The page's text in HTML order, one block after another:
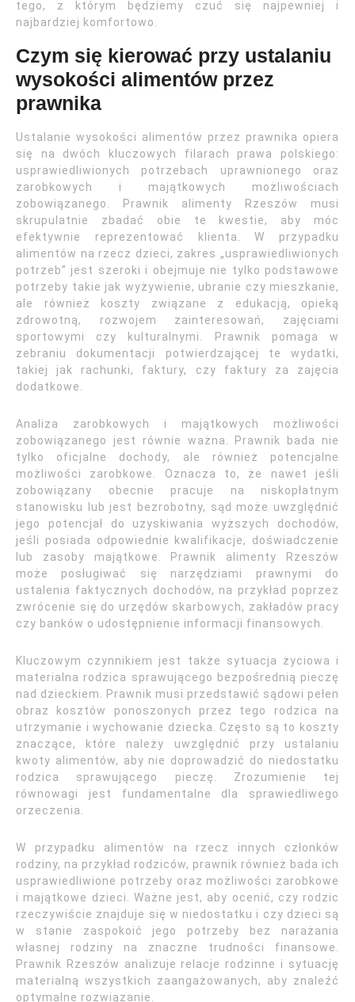
tego, z którym będziemy czuć się najpewniej i
najbardziej komfortowo.
Czym się kierować przy ustalaniu
wysokości alimentów przez
prawnika
Ustalanie wysokości alimentów przez prawnika opiera
się na dwóch kluczowych filarach prawa polskiego:
usprawiedliwionych potrzebach uprawnionego oraz
zarobkowych i majątkowych możliwościach
zobowiązanego. Prawnik alimenty Rzeszów musi
skrupulatnie zbadać obie te kwestie, aby móc
efektywnie reprezentować klienta. W przypadku
alimentów na rzecz dzieci, zakres „usprawiedliwionych
potrzeb” jest szeroki i obejmuje nie tylko podstawowe
potrzeby takie jak wyżywienie, ubranie czy mieszkanie,
ale również koszty związane z edukacją, opieką
zdrowotną, rozwojem zainteresowań, zajęciami
sportowymi czy kulturalnymi. Prawnik pomaga w
zebraniu dokumentacji potwierdzającej te wydatki,
takiej jak rachunki, faktury, czy faktury za zajęcia
dodatkowe.
Analiza zarobkowych i majątkowych możliwości
zobowiązanego jest równie ważna. Prawnik bada nie
tylko oficjalne dochody, ale również potencjalne
możliwości zarobkowe. Oznacza to, że nawet jeśli
zobowiązany obecnie pracuje na niskopłatnym
stanowisku lub jest bezrobotny, sąd może uwzględnić
jego potencjał do uzyskiwania wyższych dochodów,
jeśli posiada odpowiednie kwalifikacje, doświadczenie
lub zasoby majątkowe. Prawnik alimenty Rzeszów
może posługiwać się narzędziami prawnymi do
ustalenia faktycznych dochodów, na przykład poprzez
zwrócenie się do urzędów skarbowych, zakładów pracy
czy banków o udostępnienie informacji finansowych.
Kluczowym czynnikiem jest także sytuacja życiowa i
materialna rodzica sprawującego bezpośrednią pieczę
nad dzieckiem. Prawnik musi przedstawić sądowi pełen
obraz kosztów ponoszonych przez tego rodzica na
utrzymanie i wychowanie dziecka. Często są to koszty
znaczące, które należy uwzględnić przy ustalaniu
kwoty alimentów, aby nie doprowadzić do niedostatku
rodzica sprawującego pieczę. Zrozumienie tej
równowagi jest fundamentalne dla sprawiedliwego
orzeczenia.
W przypadku alimentów na rzecz innych członków
rodziny, na przykład rodziców, prawnik również bada ich
usprawiedliwione potrzeby oraz możliwości zarobkowe
i majątkowe dzieci. Ważne jest, aby ocenić, czy rodzic
rzeczywiście znajduje się w niedostatku i czy dzieci są
w stanie zaspokoić jego potrzeby bez narażania
własnej rodziny na znaczne trudności finansowe.
Prawnik Rzeszów analizuje relacje rodzinne i sytuację
materialną wszystkich zaangażowanych, aby znaleźć
optymalne rozwiązanie.